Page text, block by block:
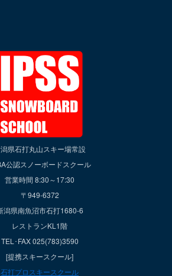
県石打丸山スキー場常設
公認スノーボードスクール
営業時間 8:30～17:30
〒949-6372
潟県南魚沼市石打1680-6
レストランKL1階
TEL･FAX 025(783)3590
[提携スキースクール]
石打プロスキースクール